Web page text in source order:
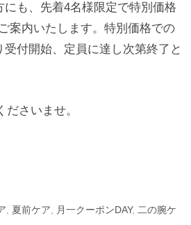
にも、先着4名様限定で特別価格
案内いたします。特別価格での
受付開始、定員に達し次第終了と
ださいませ。
, 夏前ケア, 月一クーポンDAY, 二の腕ケ